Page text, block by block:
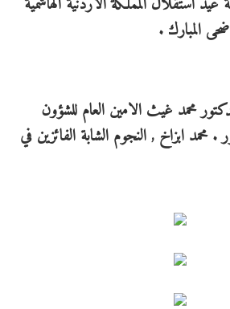
محمد غيث الامين العام للشؤون
. محمد ابزاخ , النجوم الشابة الفائزين في